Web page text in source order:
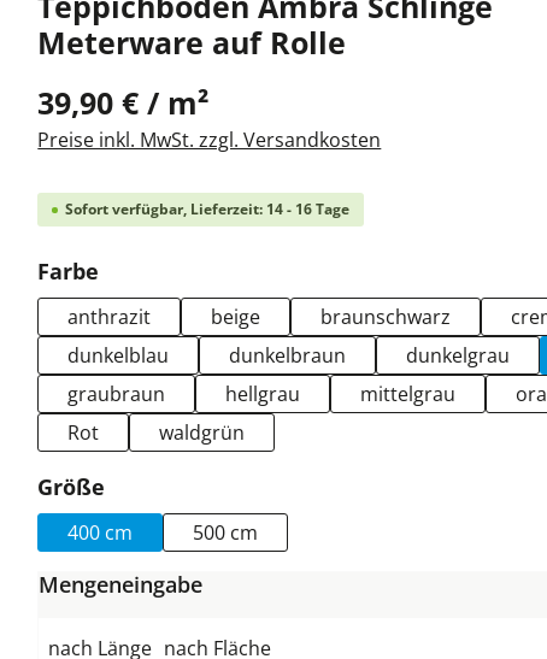
Meterware auf Rolle
39,90 € / m²
Preise inkl. MwSt. zzgl. Versandkosten
Sofort verfügbar, Lieferzeit: 14 - 16 Tage
Farbe
anthrazit beige braunschwarz
dunkelblau
dunkelbraun dunkelgrau
graubraun
hellgrau mittelgrau
Rot
waldgrün
Größe
400 cm 500 cm
Mengeneingabe
nach Länge nach Fläche